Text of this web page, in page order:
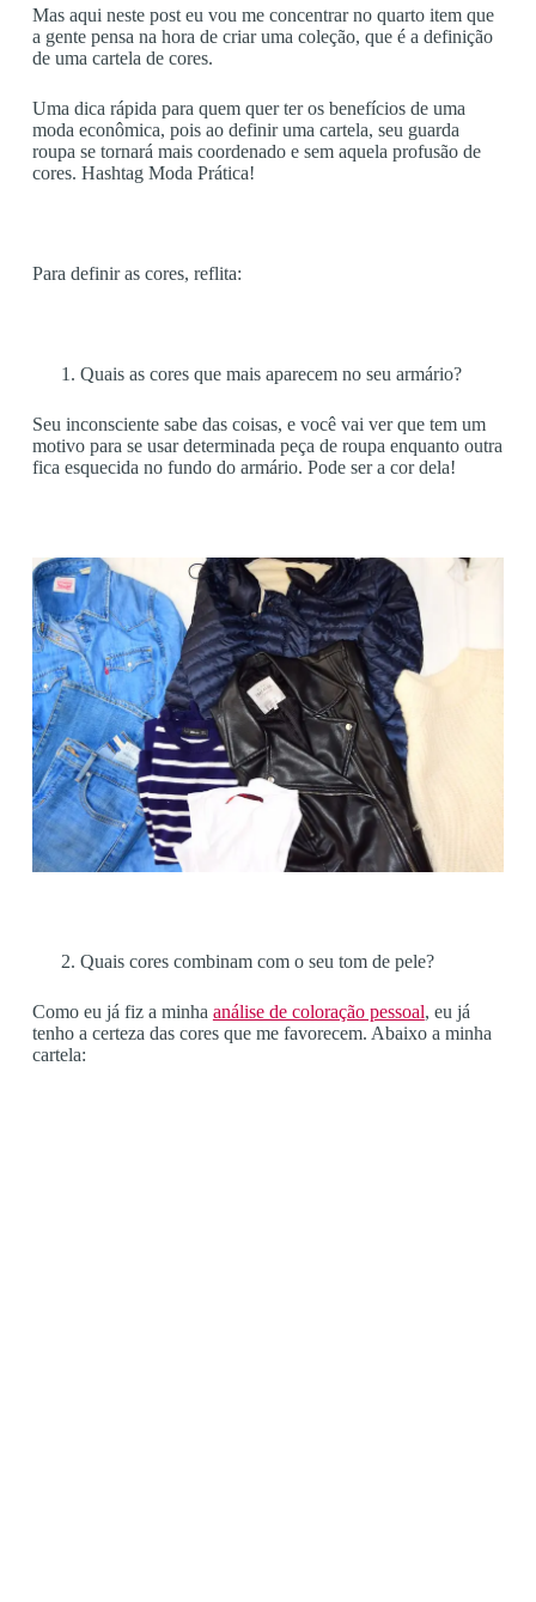
Mas aqui neste post eu vou me concentrar no quarto item que
a gente pensa na hora de criar uma coleção, que é a definição
de uma cartela de cores.
Uma dica rápida para quem quer ter os benefícios de uma
moda econômica, pois ao definir uma cartela, seu guarda
roupa se tornará mais coordenado e sem aquela profusão de
cores. Hashtag Moda Prática!
Para definir as cores, reflita:
Quais as cores que mais aparecem no seu armário?
Seu inconsciente sabe das coisas, e você vai ver que tem um
motivo para se usar determinada peça de roupa enquanto outra
fica esquecida no fundo do armário. Pode ser a cor dela!
Quais cores combinam com o seu tom de pele?
Como eu já fiz a minha análise de coloração pessoal, eu já
tenho a certeza das cores que me favorecem. Abaixo a minha
cartela: